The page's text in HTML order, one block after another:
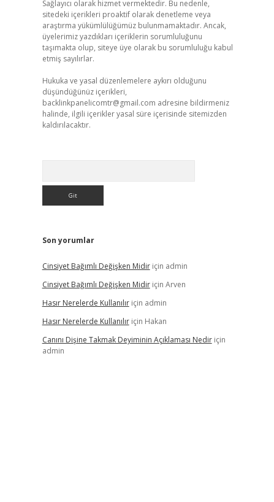
Sağlayıcı olarak hizmet vermektedir. Bu nedenle,
sitedeki içerikleri proaktif olarak denetleme veya
araştırma yükümlülüğümüz bulunmamaktadır. Ancak,
üyelerimiz yazdıkları içeriklerin sorumluluğunu
taşımakta olup, siteye üye olarak bu sorumluluğu kabul
etmiş sayılırlar.
Hukuka ve yasal düzenlemelere aykırı olduğunu
düşündüğünüz içerikleri,
backlinkpanelicomtr@gmail.com adresine bildirmeniz
halinde, ilgili içerikler yasal süre içerisinde sitemizden
kaldırılacaktır.
Son yorumlar
Cinsiyet Bağımlı Değişken Midiriçin admin
Cinsiyet Bağımlı Değişken Midiriçin Arven
Hasır Nerelerde Kullanılıriçin admin
Hasır Nerelerde Kullanılıriçin Hakan
Canını Dişine Takmak Deyiminin Açıklaması Nediriçin
admin